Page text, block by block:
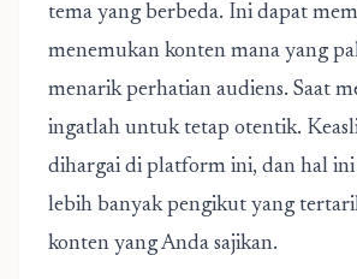
tema yang berbeda. Ini dapat
menemukan konten mana yang
menarik perhatian audiens. Saat
ingatlah untuk tetap otentik.
dihargai di platform ini, dan hal
lebih banyak pengikut yang
konten yang Anda sajikan.